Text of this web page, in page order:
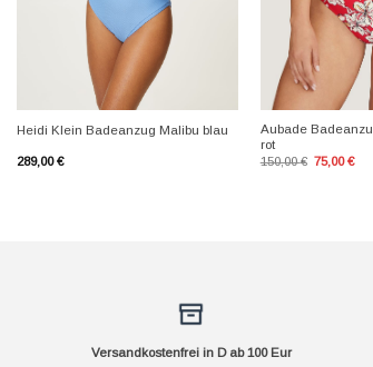
Heidi Klein Badeanzug Malibu blau
289,00€
Aubade
rot
150,00€ 75,00€
Versandkostenfrei in D ab 100 Eur